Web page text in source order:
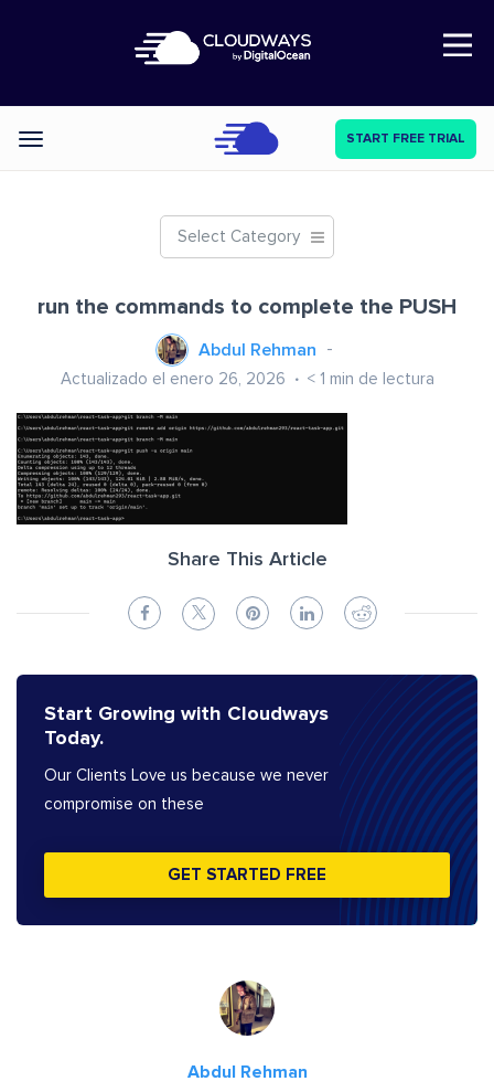
Open Nav
Categories START FREE TRIAL
Select Category
run the commands to complete the PUSH
Abdul Rehman
Actualizado el enero 26, 2026 < 1 min de lectura
Share This Article
Start Growing with Cloudways
Today.
Our Clients Love us because we never
compromise on these
GET STARTED FREE
Abdul Rehman